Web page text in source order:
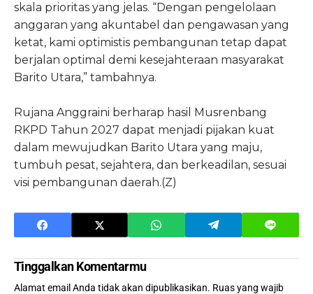
skala prioritas yang jelas. “Dengan pengelolaan
anggaran yang akuntabel dan pengawasan yang
ketat, kami optimistis pembangunan tetap dapat
berjalan optimal demi kesejahteraan masyarakat
Barito Utara,” tambahnya.
Rujana Anggraini berharap hasil Musrenbang
RKPD Tahun 2027 dapat menjadi pijakan kuat
dalam mewujudkan Barito Utara yang maju,
tumbuh pesat, sejahtera, dan berkeadilan, sesuai
visi pembangunan daerah.(Z)
Tinggalkan Komentarmu
Alamat email Anda tidak akan dipublikasikan. Ruas yang wajib